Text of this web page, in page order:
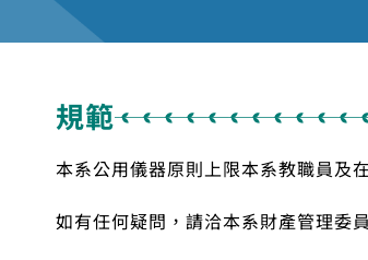
規範
本系公用儀器原則上限本系教職員及
如有任何疑問，請洽本系財產管理委